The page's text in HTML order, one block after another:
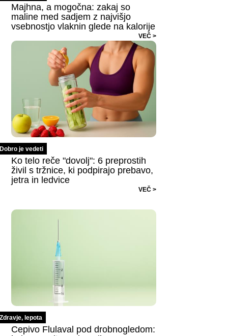
Majhna, a mogočna: zakaj so
maline med sadjem z najvišjo
vsebnostjo vlaknin glede na kalorije
VEČ >
Dobro je vedeti
Ko telo reče "dovolj": 6 preprostih
živil s tržnice, ki podpirajo prebavo,
jetra in ledvice
VEČ >
Zdravje, lepota
Cepivo Flulaval pod drobnogledom: